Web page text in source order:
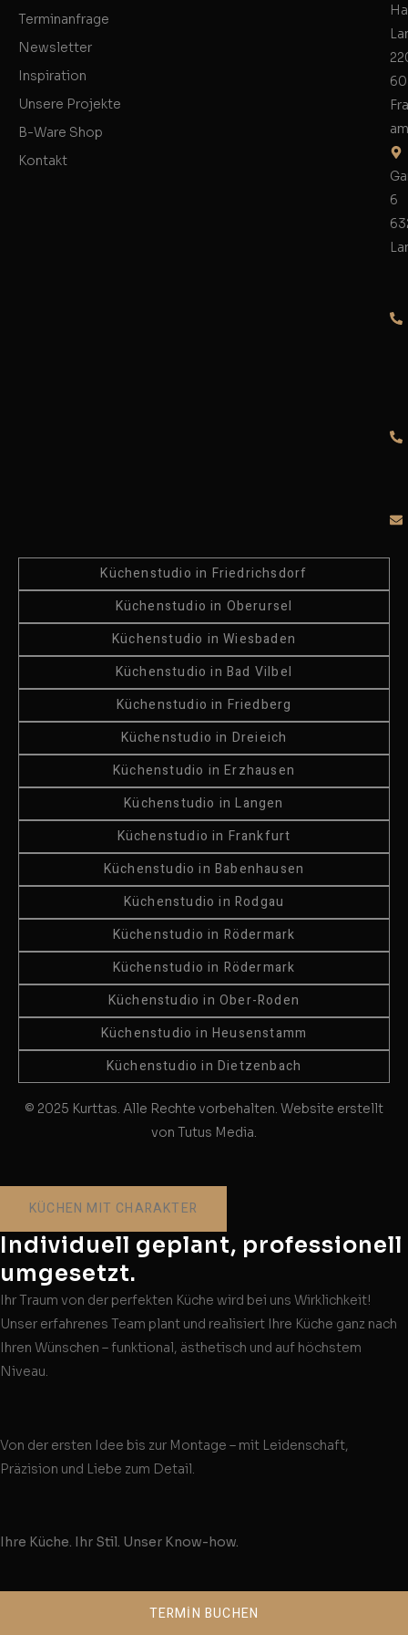
Terminanfrage
Newsletter
Inspiration
Unsere Projekte
B-Ware Shop
Kontakt
6
Küchenstudio in Friedrichsdorf
Küchenstudio in Oberursel
Küchenstudio in Wiesbaden
Küchenstudio in Bad Vilbel
Küchenstudio in Friedberg
Küchenstudio in Dreieich
Küchenstudio in Erzhausen
Küchenstudio in Langen
Küchenstudio in Frankfurt
Küchenstudio in Babenhausen
Küchenstudio in Rodgau
Küchenstudio in Rödermark
Küchenstudio in Rödermark
Küchenstudio in Ober-Roden
Küchenstudio in Heusenstamm
Küchenstudio in Dietzenbach
© 2025 Kurttas. Alle Rechte vorbehalten. Website erstellt
von Tutus Media.
KÜCHEN MIT CHARAKTER
Individuell geplant, professionell
umgesetzt.
Ihr Traum von der perfekten Küche wird bei uns Wirklichkeit!
Unser erfahrenes Team plant und realisiert Ihre Küche ganz nach
Ihren Wünschen – funktional, ästhetisch und auf höchstem
Niveau.
Von der ersten Idee bis zur Montage – mit Leidenschaft,
Präzision und Liebe zum Detail.
Ihre Küche. Ihr Stil. Unser Know-how.
TERMİN BUCHEN